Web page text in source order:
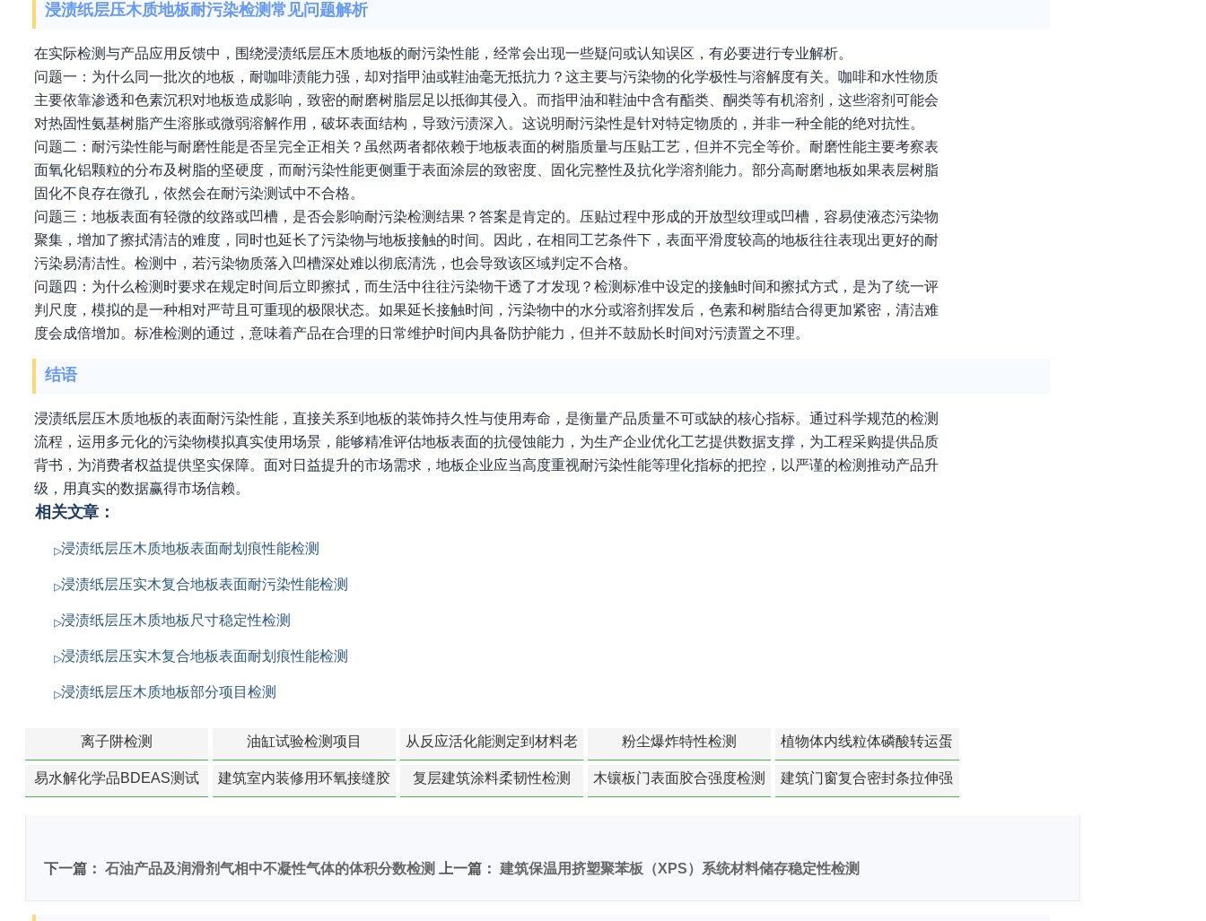
浸渍纸层压木质地板耐污染检测常见问题解析
在实际检测与产品应用反馈中，围绕浸渍纸层压木质地板的耐污染性能，经常会出现一些疑问或认知误区，有必要进行专业解析。
问题一：为什么同一批次的地板，耐咖啡渍能力强，却对指甲油或鞋油毫无抵抗力？这主要与污染物的化学极性与溶解度有关。咖啡和水性物质
主要依靠渗透和色素沉积对地板造成影响，致密的耐磨树脂层足以抵御其侵入。而指甲油和鞋油中含有酯类、酮类等有机溶剂，这些溶剂可能会
对热固性氨基树脂产生溶胀或微弱溶解作用，破坏表面结构，导致污渍深入。这说明耐污染性是针对特定物质的，并非一种全能的绝对抗性。
问题二：耐污染性能与耐磨性能是否呈完全正相关？虽然两者都依赖于地板表面的树脂质量与压贴工艺，但并不完全等价。耐磨性能主要考察表
面氧化铝颗粒的分布及树脂的坚硬度，而耐污染性能更侧重于表面涂层的致密度、固化完整性及抗化学溶剂能力。部分高耐磨地板如果表层树脂
固化不良存在微孔，依然会在耐污染测试中不合格。
问题三：地板表面有轻微的纹路或凹槽，是否会影响耐污染检测结果？答案是肯定的。压贴过程中形成的开放型纹理或凹槽，容易使液态污染物
聚集，增加了擦拭清洁的难度，同时也延长了污染物与地板接触的时间。因此，在相同工艺条件下，表面平滑度较高的地板往往表现出更好的耐
污染易清洁性。检测中，若污染物质落入凹槽深处难以彻底清洗，也会导致该区域判定不合格。
问题四：为什么检测时要求在规定时间后立即擦拭，而生活中往往污染物干透了才发现？检测标准中设定的接触时间和擦拭方式，是为了统一评
判尺度，模拟的是一种相对严苛且可重现的极限状态。如果延长接触时间，污染物中的水分或溶剂挥发后，色素和树脂结合得更加紧密，清洁难
度会成倍增加。标准检测的通过，意味着产品在合理的日常维护时间内具备防护能力，但并不鼓励长时间对污渍置之不理。
结语
浸渍纸层压木质地板的表面耐污染性能，直接关系到地板的装饰持久性与使用寿命，是衡量产品质量不可或缺的核心指标。通过科学规范的检测
流程，运用多元化的污染物模拟真实使用场景，能够精准评估地板表面的抗侵蚀能力，为生产企业优化工艺提供数据支撑，为工程采购提供品质
背书，为消费者权益提供坚实保障。面对日益提升的市场需求，地板企业应当高度重视耐污染性能等理化指标的把控，以严谨的检测推动产品升
级，用真实的数据赢得市场信赖。
相关文章：
浸渍纸层压木质地板表面耐划痕性能检测
浸渍纸层压实木复合地板表面耐污染性能检测
浸渍纸层压木质地板尺寸稳定性检测
浸渍纸层压实木复合地板表面耐划痕性能检测
浸渍纸层压木质地板部分项目检测
离子阱检测 油缸试验检测项目
从反应活化能测定到材料老
化寿命预测的经典模型
粉尘爆炸特性检测
植物体内线粒体磷酸转运蛋
白活性检测
易水解化学品BDEAS测试
建筑室内装修用环氧接缝胶
复层建筑涂料柔韧性检测 木镶板门表面胶合强度检测
建筑门窗复合密封条拉伸强
下一篇： 石油产品及润滑剂气相中不凝性气体的体积分数检测 上一篇： 建筑保温用挤塑聚苯板（XPS）系统材料储存稳定性检测